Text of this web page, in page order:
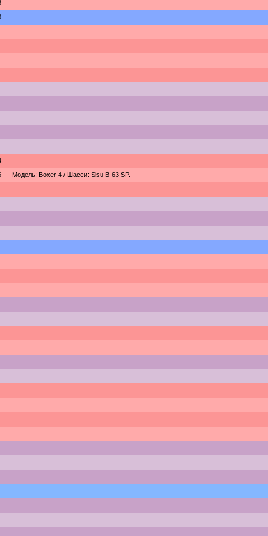
Модель: Boxer 4 / Шасси: Sisu B-63 SP.